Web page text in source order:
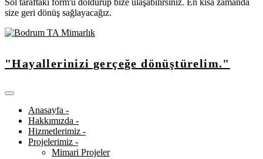
Sol taraftaki form'u doldurup bize ulaşabilirsiniz. En kısa zamanda
size geri dönüş sağlayacağız.
"Hayallerinizi gerçeğe dönüştürelim."
Anasayfa -
Hakkımızda -
Hizmetlerimiz -
Projelerimiz -
Mimari Projeler